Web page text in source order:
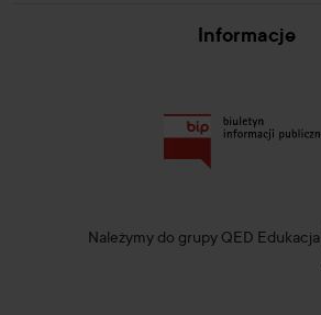
Informacje
Należymy do grupy QED Edukacja